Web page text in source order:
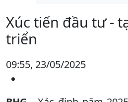
Xúc tiến đầu tư -
triển
09:55, 23/05/2025